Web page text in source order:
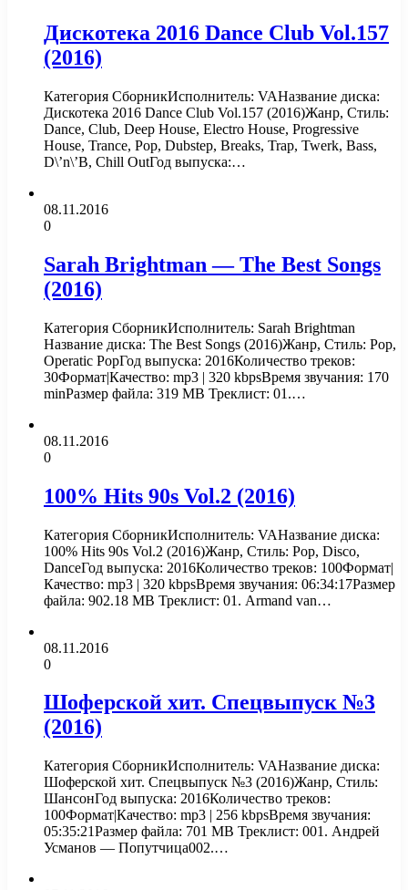
Дискотека 2016 Dance Club Vol.157
(2016)
Категория СборникИсполнитель: VAНазвание диска:
Дискотека 2016 Dance Club Vol.157 (2016)Жанр, Стиль:
Dance, Club, Deep House, Electro House, Progressive
House, Trance, Pop, Dubstep, Breaks, Trap, Twerk, Bass,
D\’n\’B, Chill OutГод выпуска:…
08.11.2016
0
Sarah Brightman — The Best Songs
(2016)
Категория СборникИсполнитель: Sarah Brightman
Название диска: The Best Songs (2016)Жанр, Стиль: Pop,
Operatic PopГод выпуска: 2016Количество треков:
30Формат|Качество: mp3 | 320 kbpsВремя звучания: 170
minРазмер файла: 319 MB Треклист: 01.…
08.11.2016
0
100% Hits 90s Vol.2 (2016)
Категория СборникИсполнитель: VAНазвание диска:
100% Hits 90s Vol.2 (2016)Жанр, Стиль: Pop, Disco,
DanceГод выпуска: 2016Количество треков: 100Формат|
Качество: mp3 | 320 kbpsВремя звучания: 06:34:17Размер
файла: 902.18 MB Треклист: 01. Armand van…
08.11.2016
0
Шоферской хит. Спецвыпуск №3
(2016)
Категория СборникИсполнитель: VAНазвание диска:
Шоферской хит. Спецвыпуск №3 (2016)Жанр, Стиль:
ШансонГод выпуска: 2016Количество треков:
100Формат|Качество: mp3 | 256 kbpsВремя звучания:
05:35:21Размер файла: 701 MB Треклист: 001. Андрей
Усманов — Попутчица002.…